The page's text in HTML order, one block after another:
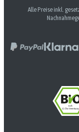
Alle Preise inkl.